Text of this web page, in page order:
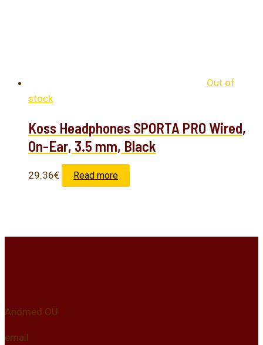
Out of
stock
Koss Headphones SPORTA PRO Wired,
On-Ear, 3.5 mm, Black
29.36€ Read more
Andmed OÜ
email